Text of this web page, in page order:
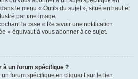
le menu « Outils du sujet », situé en haut et
par une image.
la case « Recevoir une notification
» équivaut à vous abonner à ce sujet.
à un forum spécifique ?
forum spécifique en cliquant sur le lien